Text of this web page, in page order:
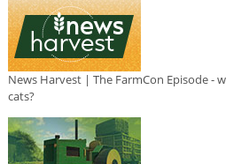
News Harvest | The FarmCon Episode -
cats?